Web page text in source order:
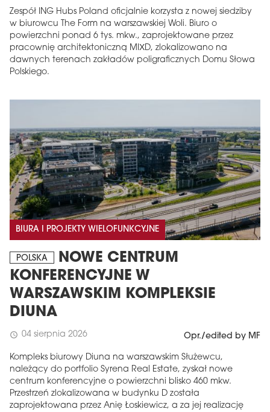
Zespół ING Hubs Poland oficjalnie korzysta z nowej siedziby
w biurowcu The Form na warszawskiej Woli. Biuro o
powierzchni ponad 6 tys. mkw., zaprojektowane przez
pracownię architektoniczną MIXD, zlokalizowano na
dawnych terenach zakładów poligraficznych Domu Słowa
Polskiego.
BIURA I PROJEKTY WIELOFUNKCYJNE
POLSKA
NOWE CENTRUM
KONFERENCYJNE W
WARSZAWSKIM KOMPLEKSIE
DIUNA
schedule 04 sierpnia 2026 Opr./edited by MF
Kompleks biurowy Diuna na warszawskim Służewcu,
należący do portfolio Syrena Real Estate, zyskał nowe
centrum konferencyjne o powierzchni blisko 460 mkw.
Przestrzeń zlokalizowana w budynku D została
zaprojektowana przez Anię Łoskiewicz, a za jej realizację